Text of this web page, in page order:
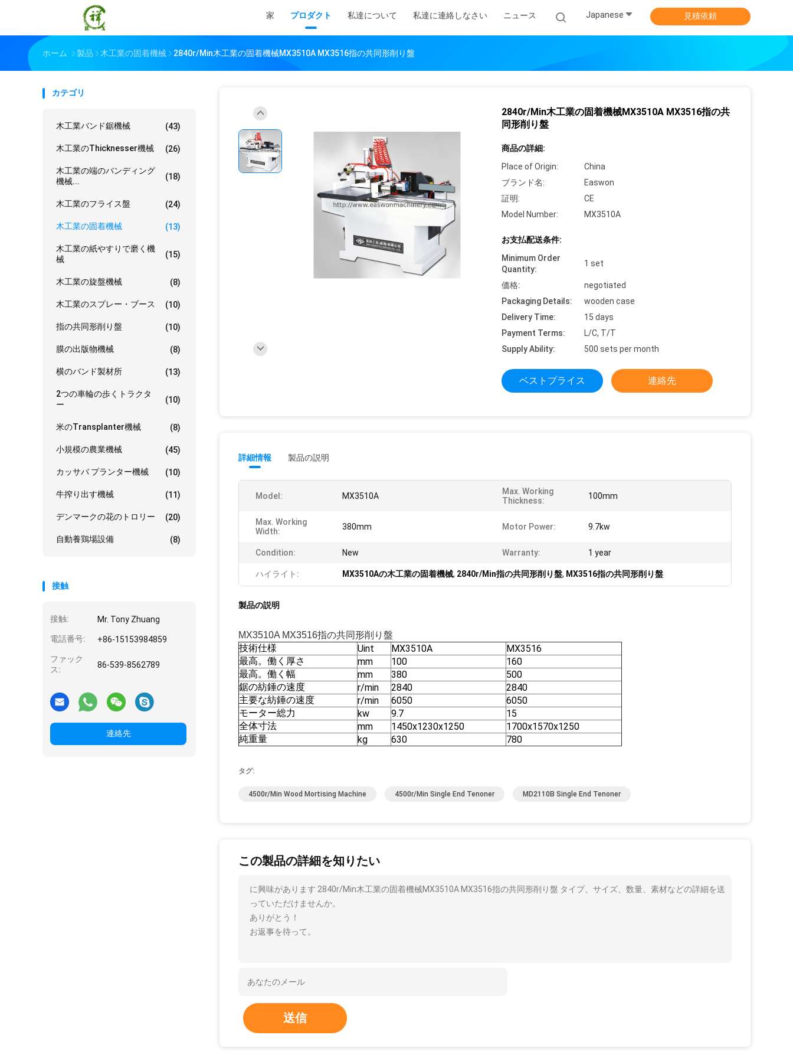
家 プロダクト 私達について 私達に連絡しなさい ニュース Japanese 見積依頼
ホーム 製品 木工業の固着機械 2840r/Min木工業の固着機械MX3510A MX3516指の共同形削り盤
カテゴリ
木工業バンド鋸機械 (43)
木工業のThicknesser機械 (26)
木工業の端のバンディング
機械...
(18)
木工業のフライス盤 (24)
木工業の固着機械 (13)
木工業の紙やすりで磨く機
械
(15)
木工業の旋盤機械 (8)
木工業のスプレー・ブース (10)
指の共同形削り盤 (10)
膜の出版物機械 (8)
横のバンド製材所 (13)
2つの車輪の歩くトラクタ
ー
(10)
米のTransplanter機械 (8)
小規模の農業機械 (45)
カッサバ プランター機械 (10)
牛搾り出す機械 (11)
デンマークの花のトロリー (20)
自動養鶏場設備 (8)
接触
接触: Mr. Tony Zhuang
電話番号: +86-15153984859
ファック
ス:
86-539-8562789
連絡先
2840r/Min木工業の固着機械MX3510A MX3516指の共
同形削り盤
商品の詳細:
Place of Origin:
China
ブランド名:
Easwon
証明:
CE
Model Number:
MX3510A
お支払配送条件:
Minimum Order
Quantity:
1 set
価格:
negotiated
Packaging Details:
wooden case
Delivery Time:
15 days
Payment Terms:
L/C, T/T
Supply Ability:
500 sets per month
ベストプライス 連絡先
詳細情報 製品の説明
Model: MX3510A
Max. Working
Thickness:
100mm
Max. Working
Width:
380mm Motor Power: 9.7kw
Condition: New Warranty: 1 year
ハイライト: MX3510Aの木工業の固着機械, 2840r/Min指の共同形削り盤, MX3516指の共同形削り盤
製品の説明
MX3510A MX3516指の共同形削り盤
技術仕様 Uint MX3510A
MX3516
最高。働く厚さ
mm 100
160
最高。働く幅
mm 380
500
鋸の紡錘の速度
r/min 2840
2840
主要な紡錘の速度
r/min 6050
6050
モーター総力
kw 9.7
15
全体寸法
mm 1450x1230x1250
1700x1570x1250
純重量
kg 630 780
タグ:
4500r/min Wood Mortising Machine 4500r/min Single End Tenoner MD2110B Single End Tenoner
この製品の詳細を知りたい
に興味があります 2840r/Min木工業の固着機械MX3510A MX3516指の共同形削り盤 タイプ、サイズ、数量、素材などの詳細を送
っていただけませんか。
ありがとう！
お返事を待って。
送信